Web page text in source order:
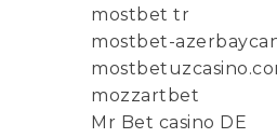
mostbet tr
mostbet-
mozzartbet
Mr Bet casino DE